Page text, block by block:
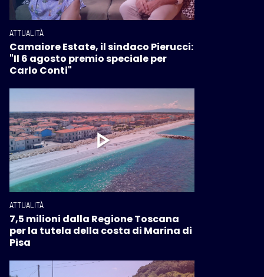
ATTUALITÀ
Camaiore Estate, il sindaco Pierucci:
"Il 6 agosto premio speciale per
Carlo Conti"
ATTUALITÀ
7,5 milioni dalla Regione Toscana
per la tutela della costa di Marina di
Pisa